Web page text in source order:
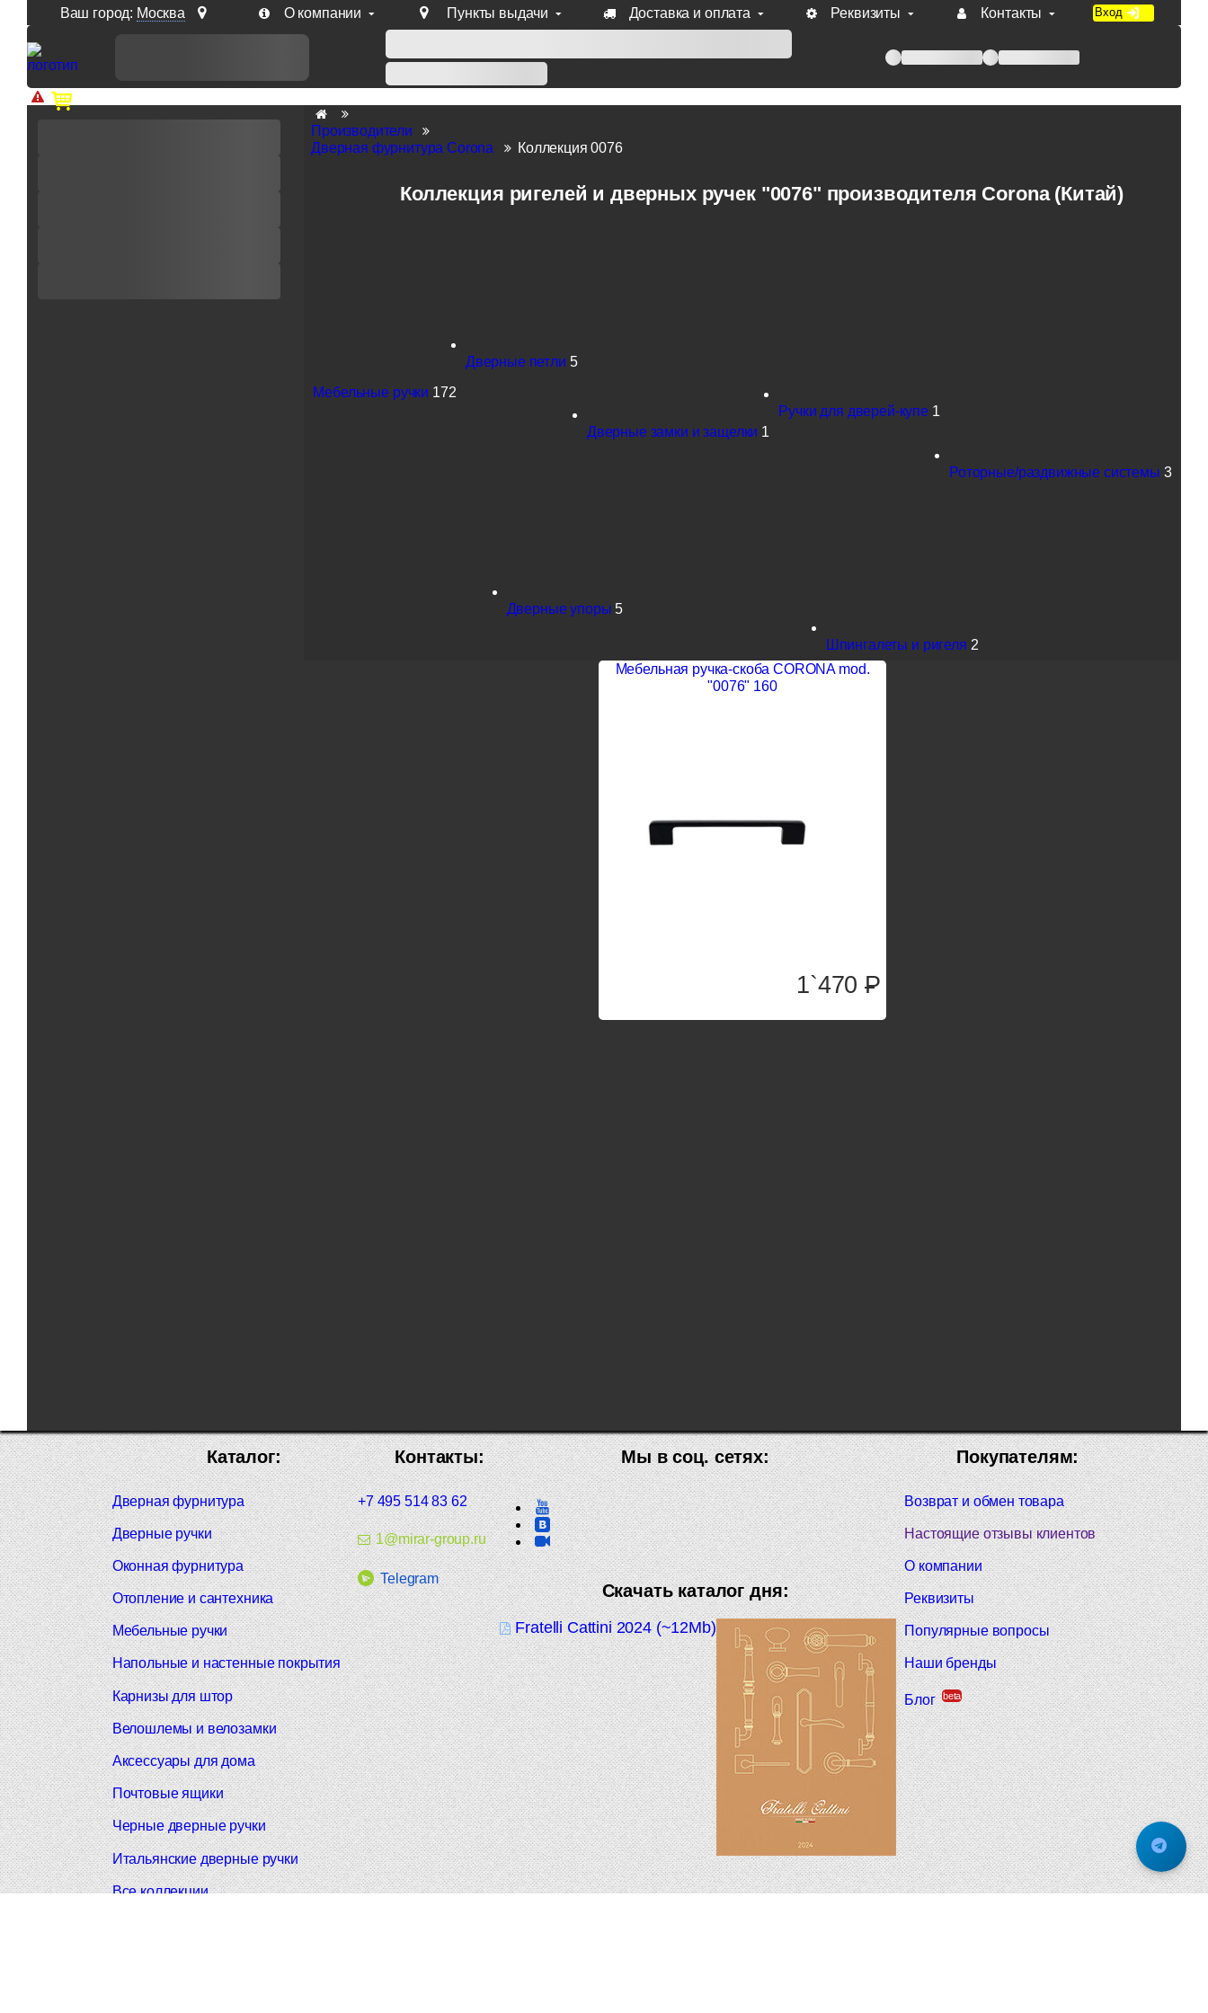
Ваш город: Москва О компании Пункты выдачи Доставка и оплата Реквизиты Контакты Вход
Доп. скидка от цен на сайте 7% при заказе от 50 тыс. руб продукции Venezia, Fratelli, Tupai, Extreza, Melodia, Forme при оплате по счету.
Производители
Дверная фурнитура Corona
Коллекция 0076
Коллекция ригелей и дверных ручек "0076" производителя Corona (Китай)
Мебельные ручки 172
Дверные петли 5
Дверные замки и защелки 1
Ручки для дверей-купе 1
Роторные/раздвижные системы 3
Дверные упоры 5
Шпингалеты и ригеля 2
Мебельная ручка-скоба CORONA mod.
"0076" 160
1`470P
Покупателям:
Возврат и обмен товара
Настоящие отзывы клиентов
О компании
Реквизиты
Популярные вопросы
Наши бренды
Блог beta
Мы в соц. сетях:
Скачать каталог дня:
Fratelli Cattini 2024 (~12Mb)
Контакты:
+7 495 514 83 62
1@mirar-group.ru
Telegram
Каталог:
Дверная фурнитура
Дверные ручки
Оконная фурнитура
Отопление и сантехника
Мебельные ручки
Напольные и настенные покрытия
Карнизы для штор
Велошлемы и велозамки
Аксессуары для дома
Почтовые ящики
Черные дверные ручки
Итальянские дверные ручки
Все коллекции